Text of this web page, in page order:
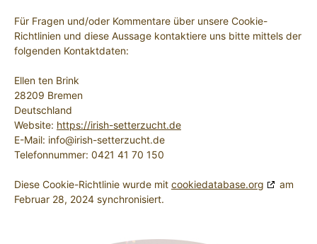
Für Fragen und/oder Kommentare über unsere Cookie-
Richtlinien und diese Aussage kontaktiere uns bitte mittels der
folgenden Kontaktdaten:
Ellen ten Brink
28209 Bremen
Deutschland
Website: https://irish-setterzucht.de
E-Mail: info@irish-setterzucht.de
Telefonnummer: 0421 41 70 150
Diese Cookie-Richtlinie wurde mit cookiedatabase.org
am
Februar 28, 2024 synchronisiert.